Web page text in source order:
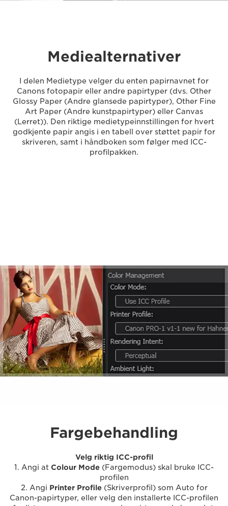
Mediealternativer
I delen Medietype velger du enten papirnavnet for
Canons fotopapir eller andre papirtyper (dvs. Other
Glossy Paper (Andre glansede papirtyper), Other Fine
Art Paper (Andre kunstpapirtyper) eller Canvas
(Lerret)). Den riktige medietypeinnstillingen for hvert
godkjente papir angis i en tabell over støttet papir for
skriveren, samt i håndboken som følger med ICC-
profilpakken.
Fargebehandling
Velg riktig ICC-profil
1. Angi at Colour Mode (Fargemodus) skal bruke ICC-
profilen
2. Angi Printer Profile(Skriverprofil) som Auto for
Canon-papirtyper, eller velg den installerte ICC-profilen